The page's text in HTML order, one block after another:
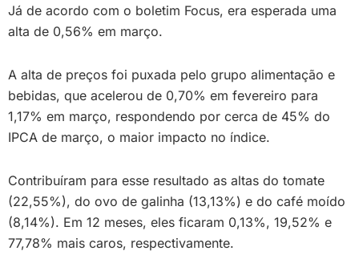
Já de acordo com o boletim Focus, era esperada uma
alta de 0,56% em março.
A alta de preços foi puxada pelo grupo alimentação e
bebidas, que acelerou de 0,70% em fevereiro para
1,17% em março, respondendo por cerca de 45% do
IPCA de março, o maior impacto no índice.
Contribuíram para esse resultado as altas do tomate
(22,55%), do ovo de galinha (13,13%) e do café moído
(8,14%). Em 12 meses, eles ficaram 0,13%, 19,52% e
77,78% mais caros, respectivamente.